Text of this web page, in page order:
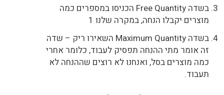
בשדה Free Quantity הכניסו במספרים כמה
מוצרים יקבלו הנחה, במקרה שלנו 1
בשדה Maximum Quantity השאירו ריק – שדה
זה אומר מתי ההנחה תפסיק לעבוד, כלומר אחרי
כמה מוצרים בסל, ואנחנו לא רוצים שההנחה לא
תעבוד.